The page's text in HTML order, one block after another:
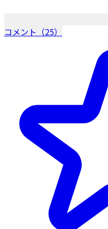
コメント（25）